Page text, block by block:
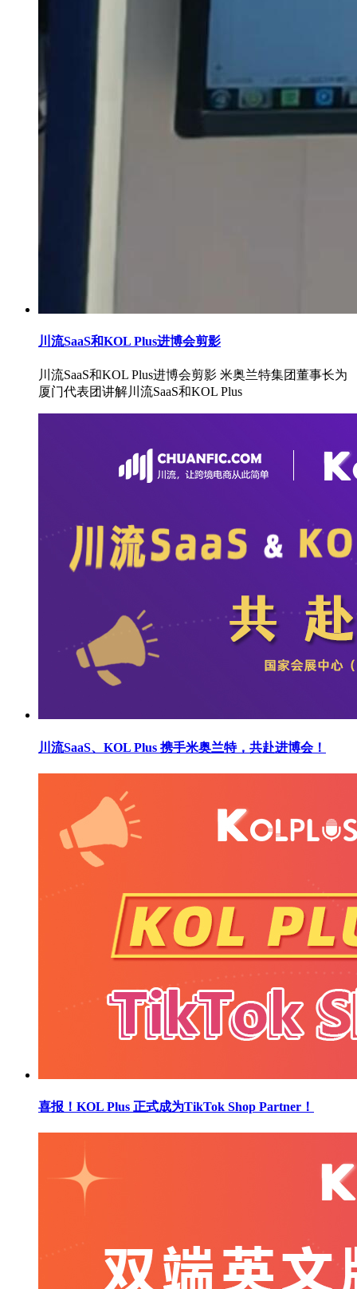
川流SaaS和KOL Plus进博会剪影
川流SaaS和KOL Plus进博会剪影 米奥兰特集团董事长为
厦门代表团讲解川流SaaS和KOL Plus
川流SaaS、KOL Plus 携手米奥兰特，共赴进博会！
喜报！KOL Plus 正式成为TikTok Shop Partner！